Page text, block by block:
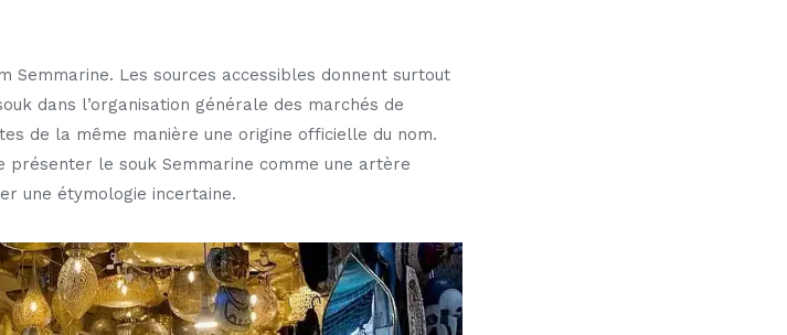
Semmarine. Les sources accessibles donnent surtout
dans l’organisation générale des marchés de
de la même manière une origine officielle du nom.
présenter le souk Semmarine comme une artère
une étymologie incertaine.